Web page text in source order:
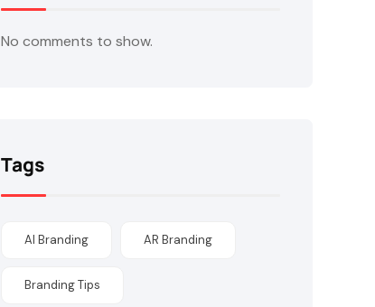
No comments to show.
Tags
AI Branding AR Branding
Branding Tips